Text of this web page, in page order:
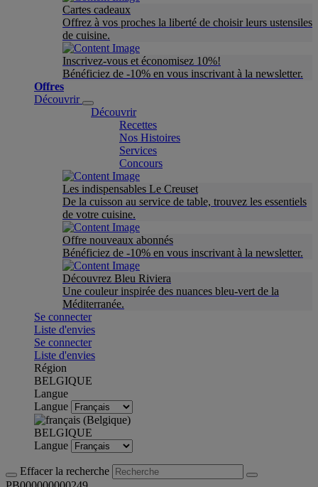
Cartes cadeaux
Offrez à vos proches la liberté de choisir leurs ustensiles
de cuisine.
Inscrivez-vous et économisez 10%!
Bénéficiez de -10% en vous inscrivant à la newsletter.
Offres
Découvrir
Découvrir
Recettes
Nos Histoires
Services
Concours
Les indispensables Le Creuset
De la cuisson au service de table, trouvez les essentiels
de votre cuisine.
Offre nouveaux abonnés
Bénéficiez de -10% en vous inscrivant à la newsletter.
Découvrez Bleu Riviera
Une couleur inspirée des nuances bleu-vert de la
Méditerranée.
Se connecter
Liste d'envies
Se connecter
Liste d'envies
Région
BELGIQUE
Langue
Langue
BELGIQUE
Langue
Effacer la recherche